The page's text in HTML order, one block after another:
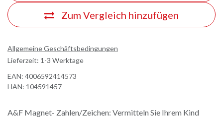
Zum Vergleich hinzufügen
Allgemeine Geschäftsbedingungen
Lieferzeit: 1-3 Werktage
EAN: 4006592414573
HAN: 104591457
A&F Magnet- Zahlen/Zeichen: Vermitteln Sie Ihrem Kind